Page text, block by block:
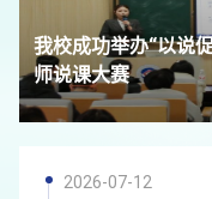
我校成功举办“以说
师说课大赛
2026-07-12